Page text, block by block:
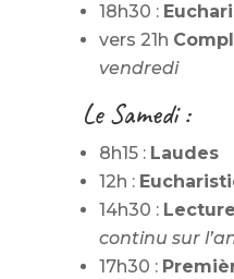
18h30 :
vers 21h
vendredi
Le Samedi :
8h15 : Laudes
12h :
14h30 :
continu sur
17h30 :